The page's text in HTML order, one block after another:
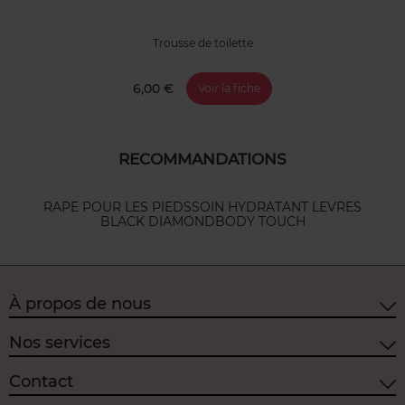
Trousse de toilette
6,00 € Voir la fiche
RECOMMANDATIONS
RAPE POUR LES PIEDSSOIN HYDRATANT LEVRES
BLACK DIAMONDBODY TOUCH
À propos de nous
Nos services
Contact